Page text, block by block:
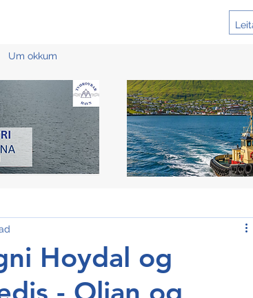
Um okkum
Hoydal og